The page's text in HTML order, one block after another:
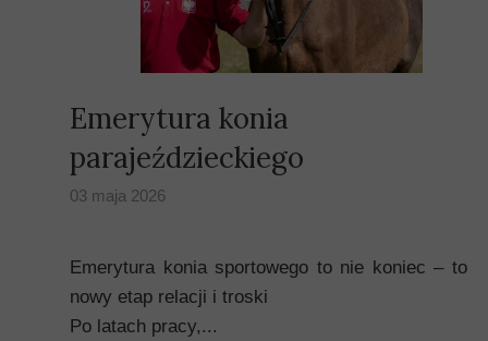
Emerytura konia
parajeździeckiego
03 maja 2026
Emerytura konia sportowego to nie koniec – to
nowy etap relacji i troski
Po latach pracy,...